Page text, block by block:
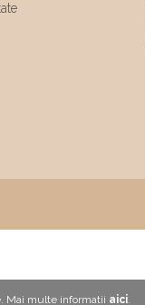
Mai multe informatii aici.